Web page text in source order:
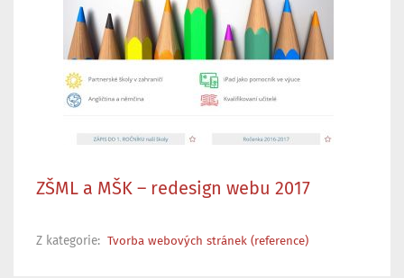
ZŠML a MŠK – redesign webu 2017
Z kategorie: Tvorba webových stránek (reference)